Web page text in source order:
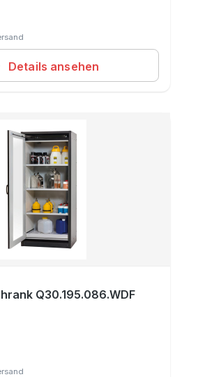
Details ansehen
Q30.195.086.WDF